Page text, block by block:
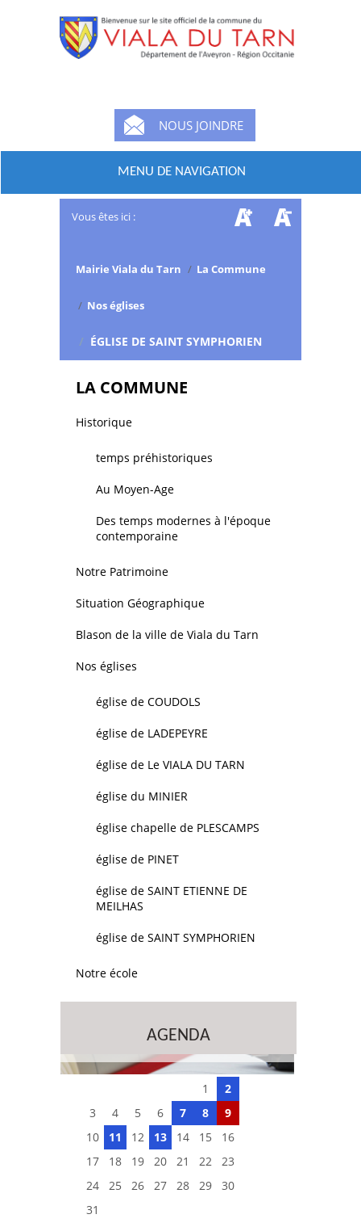
NOUS JOINDRE
MENU DE NAVIGATION
Vous êtes ici :
Mairie Viala du Tarn / La Commune
/ Nos églises
/ ÉGLISE DE SAINT SYMPHORIEN
LA COMMUNE
Historique
temps préhistoriques
Au Moyen-Age
Des temps modernes à l'époque
contemporaine
Notre Patrimoine
Situation Géographique
Blason de la ville de Viala du Tarn
Nos églises
église de COUDOLS
église de LADEPEYRE
église de Le VIALA DU TARN
église du MINIER
église chapelle de PLESCAMPS
église de PINET
église de SAINT ETIENNE DE
MEILHAS
église de SAINT SYMPHORIEN
Notre école
AGENDA
1
2
3
4 5 6 7 8
9
10
11 12 13 14 15
16
17
18 19 20 21 22
23
24
25 26 27 28 29
30
31